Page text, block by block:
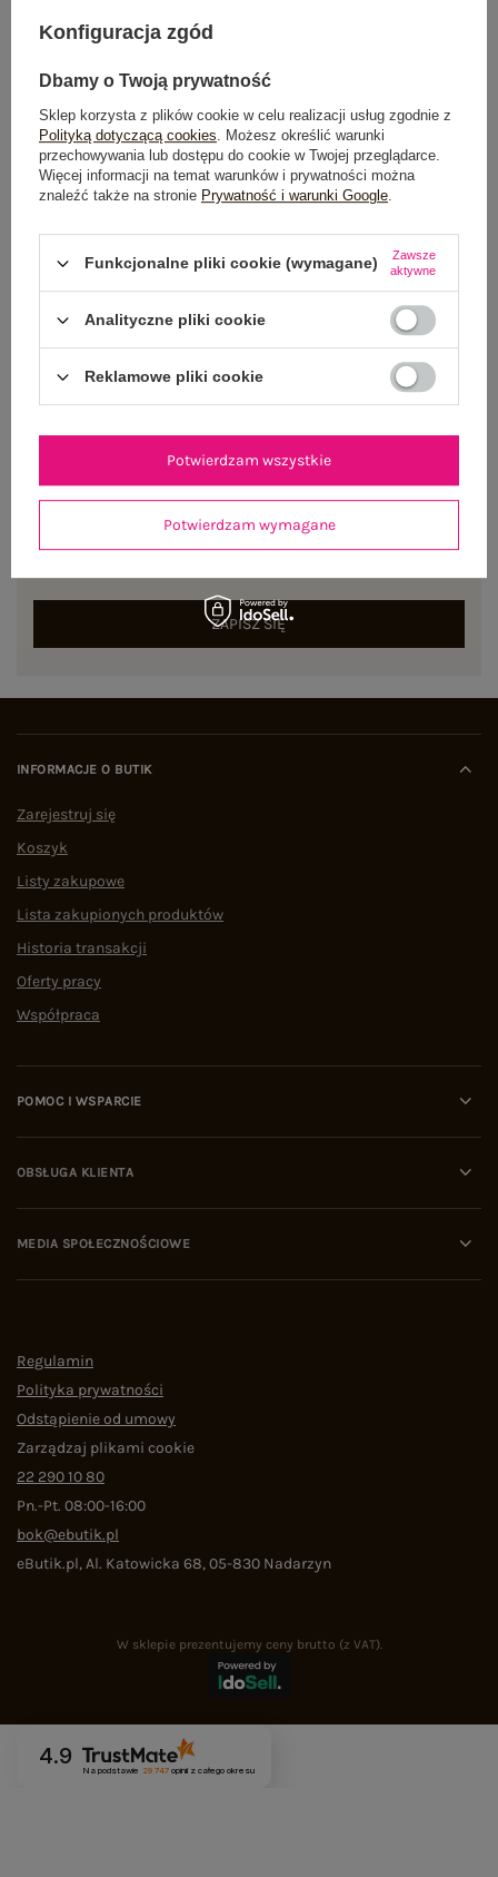
OPIS PRODUKTU
OPINIE O PRODUKCIE (0)
WYSYŁKA I DOSTAWA
ZWROTY I REKLAMACJE
NEWSLETTER
Zapisz się do naszego newslettera i otrzymaj 15% zniżki na
pierwsze zamówienie
ZAPISZ SIĘ
INFORMACJE O BUTIK
Zarejestruj się
Koszyk
Listy zakupowe
Lista zakupionych produktów
Historia transakcji
Oferty pracy
Współpraca
POMOC I WSPARCIE
OBSŁUGA KLIENTA
MEDIA SPOŁECZNOŚCIOWE
Regulamin
Polityka prywatności
Odstąpienie od umowy
Zarządzaj plikami cookie
22 290 10 80
Pn.-Pt. 08:00-16:00
bok@ebutik.pl
eButik.pl,Al. Katowicka 68,05-830 Nadarzyn
W sklepie prezentujemy ceny brutto (z VAT).
4.9
Na podstawie 29 747opinii z całego okresu
Konfiguracja zgód
Dbamy o Twoją prywatność
Sklep korzysta z plików cookie w celu realizacji usług zgodnie z
Polityką dotyczącą cookies. Możesz określić warunki
przechowywania lub dostępu do cookie w Twojej przeglądarce.
Więcej informacji na temat warunków i prywatności można
znaleźć także na stronie Prywatność i warunki Google.
Funkcjonalne pliki cookie (wymagane)
Zawsze
aktywne
Analityczne pliki cookie
Reklamowe pliki cookie
Potwierdzam wymagane
Potwierdzam wszystkie